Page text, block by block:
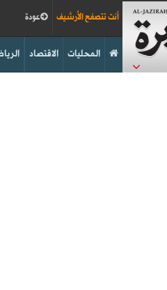
عودة أنت تتصفح الأرشيف
الاقتصاد المحليات